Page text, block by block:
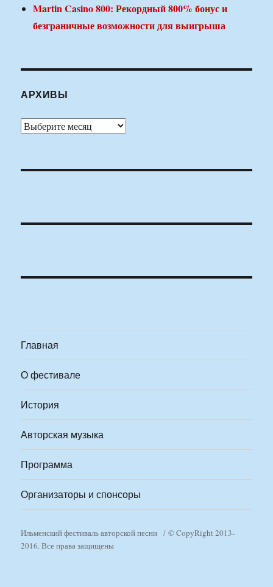
Martin Casino 800: Рекордный 800% бонус и
безграничные возможности для выигрыша
АРХИВЫ
Архивы
Главная
О фестивале
История
Авторская музыка
Программа
Организаторы и спонсоры
Ильменский фестиваль авторской песни
© CopyRight 2013-
2016. Все права защищены